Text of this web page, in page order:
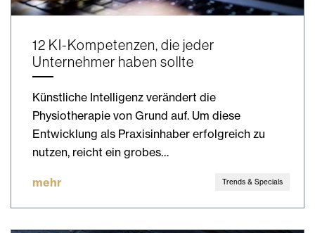
12 KI-Kompetenzen, die jeder
Unternehmer haben sollte
Künstliche Intelligenz verändert die
Physiotherapie von Grund auf. Um diese
Entwicklung als Praxisinhaber erfolgreich zu
nutzen, reicht ein grobes…
mehr Trends & Specials